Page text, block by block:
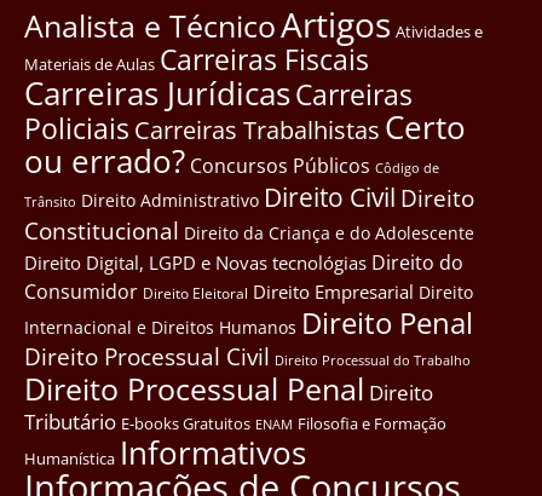
Analista e TécnicoArtigos Atividades e
Materiais de Aulas Carreiras Fiscais
Carreiras JurídicasCarreiras
Policiais Carreiras Trabalhistas Certo
ou errado? Concursos Públicos Côdigo de
Trânsito Direito Administrativo Direito Civil Direito
Constitucional Direito da Criança e do Adolescente
Direito Digital, LGPD e Novas tecnológias Direito do
Consumidor Direito Eleitoral Direito Empresarial Direito
Internacional e Direitos Humanos Direito Penal
Direito Processual Civil Direito Processual do Trabalho
Direito Processual Penal Direito
Tributário E-books Gratuitos ENAM Filosofia e Formação
Humanística Informativos